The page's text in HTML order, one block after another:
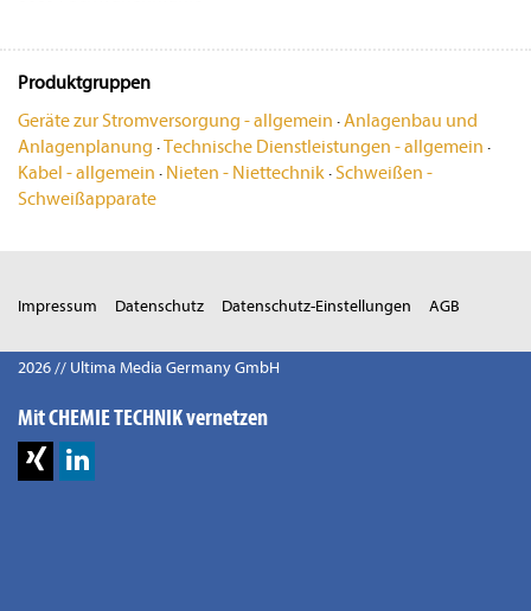
Produktgruppen
Geräte zur Stromversorgung - allgemein · Anlagenbau und
Anlagenplanung ·Technische Dienstleistungen - allgemein ·
Kabel - allgemein · Nieten - Niettechnik · Schweißen -
Schweißapparate
Impressum Datenschutz Datenschutz-Einstellungen AGB
2026 // Ultima Media Germany GmbH
Mit CHEMIE TECHNIK vernetzen